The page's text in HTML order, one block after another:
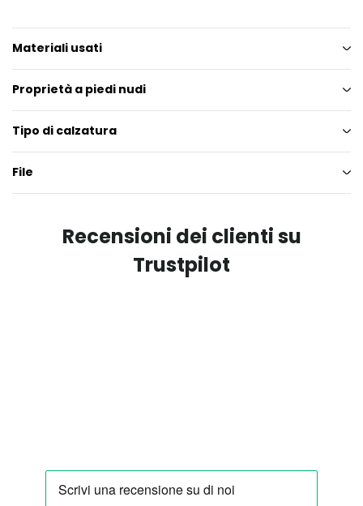
Materiali usati
Proprietà a piedi nudi
Tipo di calzatura
File
Recensioni dei clienti su
Trustpilot